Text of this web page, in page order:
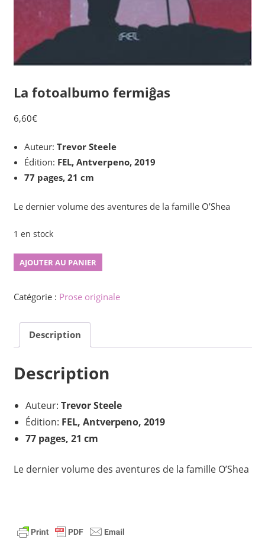
La fotoalbumo fermiĝas
6,60€
Auteur:Trevor Steele
Édition: FEL, Antverpeno, 2019
77 pages, 21 cm
Le dernier volume des aventures de la famille O’Shea
1 en stock
quantité
La
fermiĝas
AJOUTER AU PANIER
Catégorie : Prose originale
Description
Description
Auteur: Trevor Steele
Édition: FEL, Antverpeno, 2019
77 pages, 21 cm
Le dernier volume des aventures de la famille O’Shea